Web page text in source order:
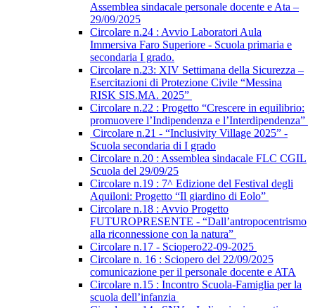
Assemblea sindacale personale docente e Ata –
29/09/2025
Circolare n.24 : Avvio Laboratori Aula
Immersiva Faro Superiore - Scuola primaria e
secondaria I grado.
Circolare n.23: XIV Settimana della Sicurezza –
Esercitazioni di Protezione Civile “Messina
RISK SIS.MA. 2025”
Circolare n.22 : Progetto “Crescere in equilibrio:
promuovere l’Indipendenza e l’Interdipendenza”
Circolare n.21 - “Inclusivity Village 2025” -
Scuola secondaria di I grado
Circolare n.20 : Assemblea sindacale FLC CGIL
Scuola del 29/09/25
Circolare n.19 : 7^ Edizione del Festival degli
Aquiloni: Progetto “Il giardino di Eolo”
Circolare n.18 : Avvio Progetto
FUTUROPRESENTE - “Dall’antropocentrismo
alla riconnessione con la natura”
Circolare n.17 - Sciopero22-09-2025
Circolare n. 16 : Sciopero del 22/09/2025
comunicazione per il personale docente e ATA
Circolare n.15 : Incontro Scuola-Famiglia per la
scuola dell’infanzia